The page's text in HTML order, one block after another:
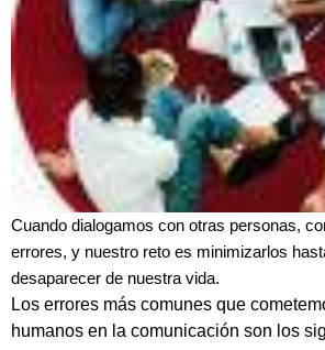
Cuando dialogamos con otras personas,
errores, y nuestro reto es minimizarlos
desaparecer de nuestra vida.
Los errores más comunes que
humanos en la comunicación son los